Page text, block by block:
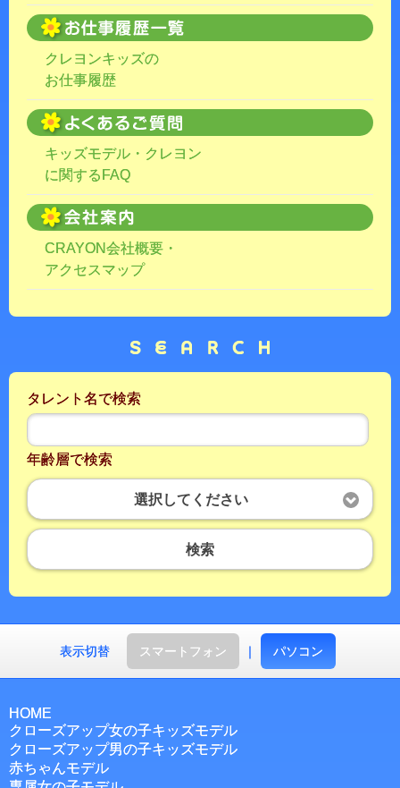
クレヨンキッズの
お仕事履歴
キッズモデル・クレヨン
に関するFAQ
CRAYON会社概要・
アクセスマップ
タレント名で検索
年齢層で検索
選択してください
検索
表示切替 スマートフォン ｜ パソコン
HOME
クローズアップ女の子キッズモデル
クローズアップ男の子キッズモデル
赤ちゃんモデル